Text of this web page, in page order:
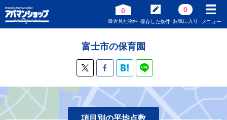
0
最近見た物件 保存した条件
0
お気に入り メニュー
富士市の保育園
項目別の平均点数